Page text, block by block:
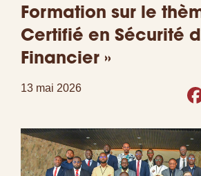
Formation sur le
Certifié en Sécurité
Financier »
13 mai 2026